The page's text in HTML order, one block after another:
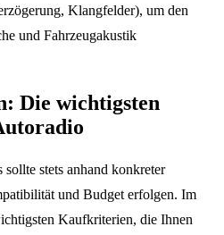
Klangfelder), um den
und Fahrzeugakustik
Die wichtigsten
stets anhand konkreter
und Budget erfolgen. Im
Kaufkriterien, die Ihnen